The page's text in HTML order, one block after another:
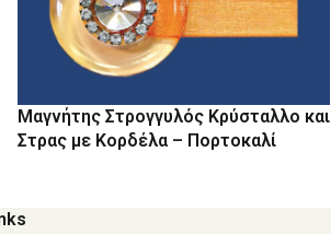
Μαγνήτης Στρογγυλός Κρύσταλλο και
Στρας με Κορδέλα – Πορτοκαλί